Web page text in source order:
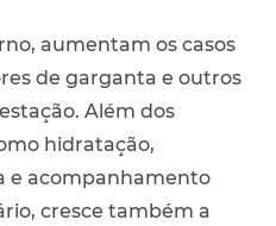
aumentam os casos
de garganta e outros
Além dos
hidratação,
e acompanhamento
cresce também a